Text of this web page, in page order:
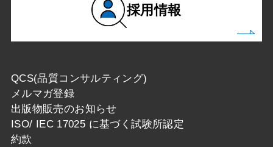
採用情報
QCS(品質コンサルティング)
メルマガ登録
出版物販売のお知らせ
ISO/ IEC 17025 に基づく試験所認定
約款